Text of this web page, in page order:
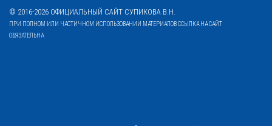
© 2016-2026 ОФИЦИАЛЬНЫЙ САЙТ СУПИКОВА В.Н.
ПРИ ПОЛНОМ ИЛИ ЧАСТИЧНОМ ИСПОЛЬЗОВАНИИ МАТЕРИАЛОВ ССЫЛКА НА САЙТ
ОБЯЗАТЕЛЬНА